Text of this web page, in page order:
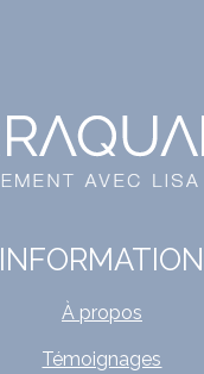
INFORMATION
À propos
Témoignages